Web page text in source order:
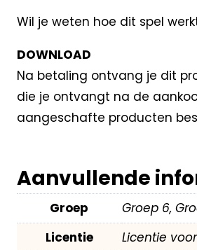
Wil je weten hoe dit spel
DOWNLOAD
Na betaling ontvang je dit
die je ontvangt na de
aangeschafte producten
Aanvullende
Groep
Groep 6,
Licentie
Licentie